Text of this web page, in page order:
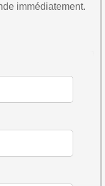
immédiatement.